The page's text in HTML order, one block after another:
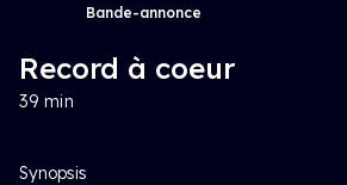
Bande-annonce
Record à coeur
39 min
Synopsis